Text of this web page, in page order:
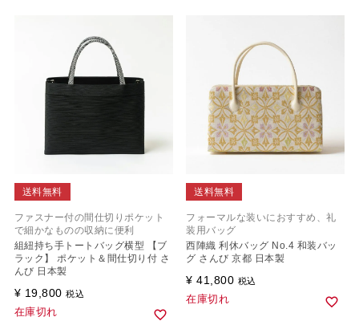
送料無料
ファスナー付の間仕切りポケット
で細かなものの収納に便利
組紐持ち手トートバッグ横型 【ブ
ラック】 ポケット＆間仕切り付 さ
んび 日本製
¥ 19,800 税込
在庫切れ
送料無料
フォーマルな装いにおすすめ、礼
装用バッグ
西陣織 利休バッグ No.4 和装バッ
グ さんび 京都 日本製
¥ 41,800 税込
在庫切れ